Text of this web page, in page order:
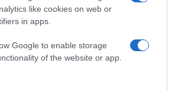
like cookies on web or
in apps.
Google to enable storage
of the website or app.